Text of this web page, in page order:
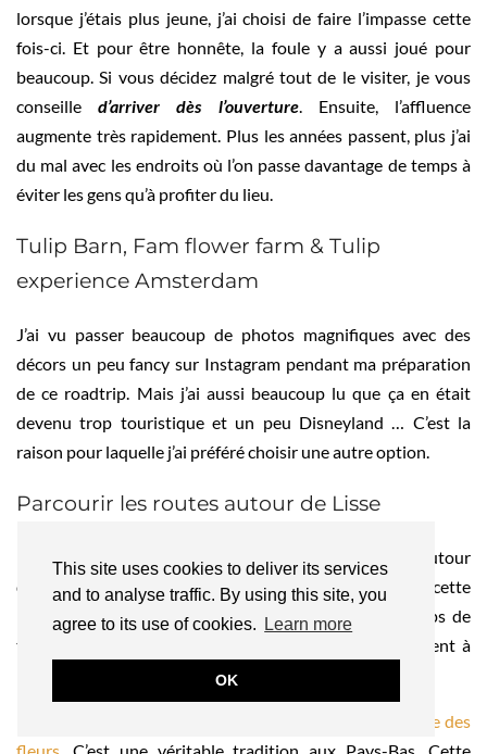
This site uses cookies to deliver its services
and to analyse traffic. By using this site, you
agree to its use of cookies.
Learn more
OK
lorsque j’étais plus jeune, j’ai choisi de faire l’impasse cette
fois-ci. Et pour être honnête, la foule y a aussi joué pour
beaucoup. Si vous décidez malgré tout de le visiter, je vous
conseilled’arriver dès l’ouverture. Ensuite, l’affluence
augmente très rapidement. Plus les années passent, plus j’ai
du mal avec les endroits où l’on passe davantage de temps à
éviter les gens qu’à profiter du lieu.
Tulip Barn, Fam flower farm & Tulip
experience Amsterdam
J’ai vu passer beaucoup de photos magnifiques avec des
décors un peu fancy sur Instagram pendant ma préparation
de ce roadtrip. Mais j’ai aussi beaucoup lu que ça en était
devenu trop touristique et un peu Disneyland … C’est la
raison pour laquelle j’ai préféré choisir une autre option.
Parcourir les routes autour de Lisse
Une autre possibilité consiste à parcourir les routes autour
de Lisse, Hillegom ou Noordwijkerhout. C’est dans cette
région que se trouvent certains des plus beaux champs de
tulipes du pays. Au printemps, les couleurs s’enchaînent à
perte de vue et les arrêts photos sont nombreux.
la parade des